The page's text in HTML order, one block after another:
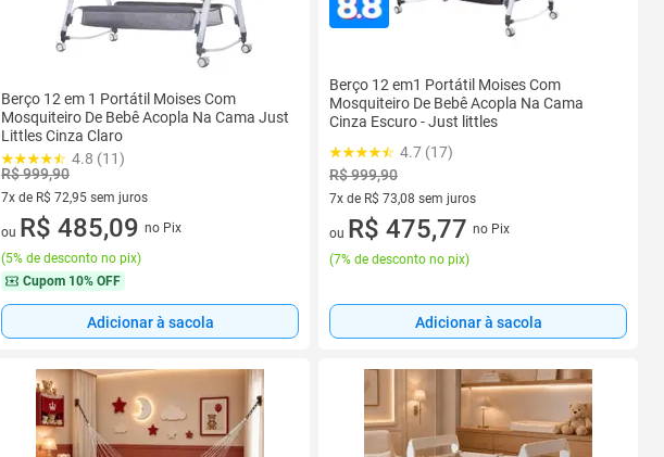
Berço 12 em 1 Portátil Moises Com
Mosquiteiro De Bebê Acopla Na Cama Just
Littles Cinza Claro
4.8 (11)
R$ 999,90
7x de R$ 72,95 sem juros
7 vez de R$ 72,95 sem juros
ou R$ 485,09 no Pix
(5% de desconto no pix)
Cupom 10% OFF
Adicionar à sacola
Berço 12 em1 Portátil Moises Com
Mosquiteiro De Bebê Acopla Na Cama
Cinza Escuro - Just littles
4.7 (17)
R$ 999,90
7x de R$ 73,08 sem juros
7 vez de R$ 73,08 sem juros
ou R$ 475,77 no Pix
(7% de desconto no pix)
Adicionar à sacola